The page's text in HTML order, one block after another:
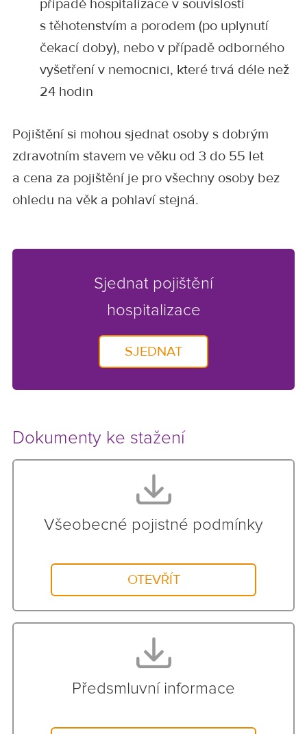
případě hospitalizace v souvislosti
s těhotenstvím a porodem (po uplynutí
čekací doby), nebo v případě odborného
vyšetření v nemocnici, které trvá déle než
24 hodin
Pojištění si mohou sjednat osoby s dobrým
zdravotním stavem ve věku od 3 do 55 let
a cena za pojištění je pro všechny osoby bez
ohledu na věk a pohlaví stejná.
Sjednat pojištění
hospitalizace
SJEDNAT
Dokumenty ke stažení
Všeobecné pojistné podmínky
OTEVŘÍT
Předsmluvní informace